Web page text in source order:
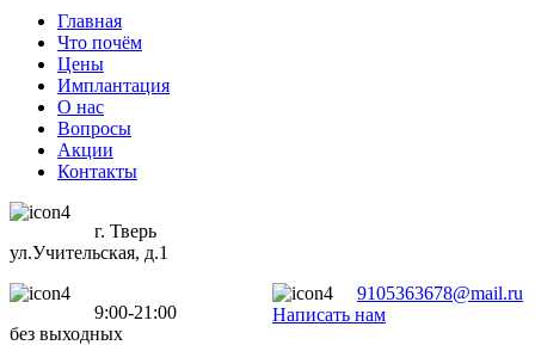
Главная
Что почём
Цены
Имплантация
О нас
Вопросы
Акции
Контакты
г. Тверь
ул.Учительская, д.1
9:00-21:00
без выходных
9105363678@mail.ru
Написать нам